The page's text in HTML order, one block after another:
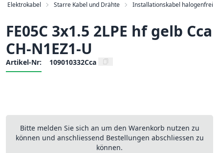
Elektrokabel Starre Kabel und Drähte Installationskabel halogenfrei
FE05C 3x1.5 2LPE hf gelb Cca
CH-N1EZ1-U
Artikel-Nr: 109010332Cca
Bitte melden Sie sich an um den Warenkorb nutzen zu
können und anschliessend Bestellungen abschliessen zu
können.